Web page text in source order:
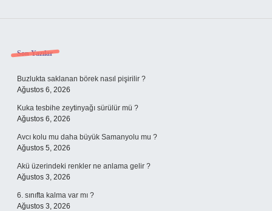
Sidebar
Son Yazılar
Buzlukta saklanan börek nasıl pişirilir ?
Ağustos 6, 2026
Kuka tesbihe zeytinyağı sürülür mü ?
Ağustos 6, 2026
Avcı kolu mu daha büyük Samanyolu mu ?
Ağustos 5, 2026
Akü üzerindeki renkler ne anlama gelir ?
Ağustos 3, 2026
6. sınıfta kalma var mı ?
Ağustos 3, 2026